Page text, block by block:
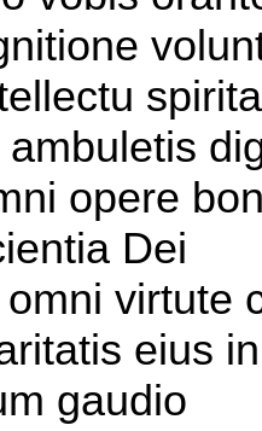
ambuletis
opere
Dei
omni virtute
eius
gaudio